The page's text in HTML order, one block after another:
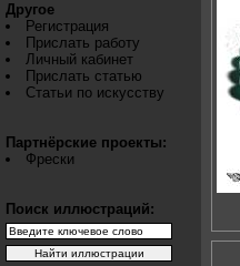
Другое
Регистрация
Прислать работу
Личный кабинет
Прислать статью
Статьи по искусству
Партнёрские проекты:
Фрески
Поиск иллюстраций: